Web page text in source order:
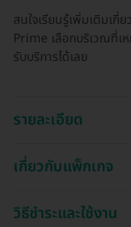
สนใจเรียนรู้เพิ่มเติมเกี่
Prime เลือกบริเวณที่เ
รับบริการได้เลย
รายละเอียด
เกี่ยวกับแพ็กเกจ
วิธีชำระและใช้งาน